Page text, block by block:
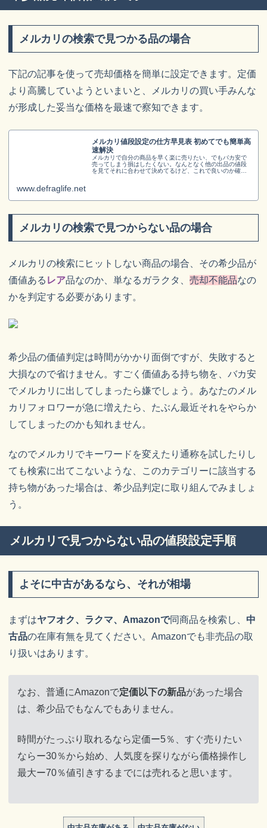
メルカリの検索で見つかる品の場合
下記の記事を使って売却価格を簡単に設定できます。定価
より高騰していようといまいと、メルカリの買い手みんな
が形成した妥当な価格を最速で察知できます。
メルカリ値段設定の仕方早見表 初めてでも簡単高
速解決
メルカリで自分の商品を早く楽に売りたい、でもバカ安で
売ってしまう損はしたくない。なんとなく他の出品の値段
を見てそれに合わせて決めてるけど、これで良いのか確認
www.defraglife.net
メルカリの検索で見つからない品の場合
メルカリの検索にヒットしない商品の場合、その希少品が
価値ある レア品なのか、単なるガラクタ、 売却不能品なの
かを判定する必要があります。
希少品の価値判定は時間がかかり面倒ですが、失敗すると
大損なので省けません。すごく価値ある持ち物を、バカ安
でメルカリに出してしまったら嫌でしょう。あなたのメル
カリフォロワーが急に増えたら、たぶん最近それをやらか
してしまったのかも知れません。
なのでメルカリでキーワードを変えたり通称を試したりし
ても検索に出てこないような、このカテゴリーに該当する
持ち物があった場合は、希少品判定に取り組んでみましょ
う。
メルカリで見つからない品の値段設定手順
よそに中古があるなら、それが相場
まずはヤフオク、ラクマ、Amazonで同商品を検索し、 中
古品の在庫有無を見てください。Amazonでも非売品の取
り扱いはあります。
なお、普通にAmazonで定価以下の新品があった場合
は、希少品でもなんでもありません。
時間がたっぷり取れるなら定価ー5％、すぐ売りたい
ならー30％から始め、人気度を探りながら価格操作し
最大ー70％値引きするまでには売れると思います。